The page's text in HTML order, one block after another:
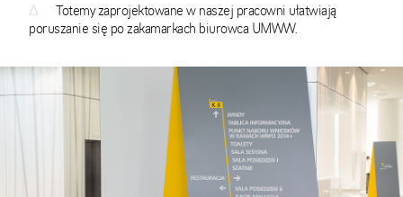
Δ
Totemy zaprojektowane w naszej pracowni ułatwiają
poruszanie się po zakamarkach biurowca UMWW.